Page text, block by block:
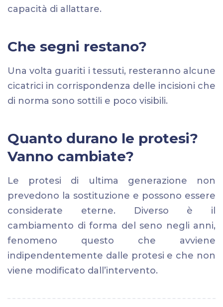
capacità di allattare.
Che segni restano?
Una volta guariti i tessuti, resteranno alcune
cicatrici in corrispondenza delle incisioni che
di norma sono sottili e poco visibili.
Quanto durano le protesi?
Vanno cambiate?
Le protesi di ultima generazione non
prevedono la sostituzione e possono essere
considerate eterne. Diverso è il
cambiamento di forma del seno negli anni,
fenomeno questo che avviene
indipendentemente dalle protesi e che non
viene modificato dall’intervento.